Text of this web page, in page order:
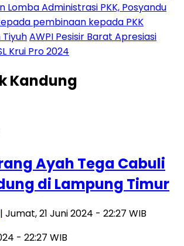
Lomba Administrasi PKK, Posyandu
pembinaan kepada PKK
AWPI Pesisir Barat Apresiasi
Krui Pro 2024
Kandung
Ayah Tega Cabuli
di Lampung Timur
| Jumat, 21 Juni 2024 - 22:27 WIB
- 22:27 WIB